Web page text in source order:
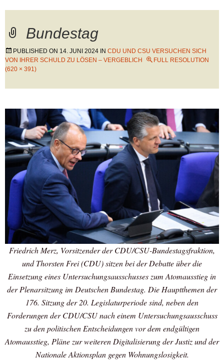
Bundestag
PUBLISHED ON 14. JUNI 2024 IN CDU UND CSU VERSUCHEN SICH
VON IHRER SCHULD ZU LÖSEN – VERGEBLICH
FULL RESOLUTION
(620 × 391)
Friedrich Merz, Vorsitzender der CDU/CSU-Bundestagsfraktion,
und Thorsten Frei (CDU) sitzen bei der Debatte über die
Einsetzung eines Untersuchungsausschusses zum Atomausstieg in
der Plenarsitzung im Deutschen Bundestag. Die Hauptthemen der
176. Sitzung der 20. Legislaturperiode sind, neben den
Forderungen der CDU/CSU nach einem Untersuchungsausschuss
zu den politischen Entscheidungen vor dem endgültigen
Atomausstieg, Pläne zur weiteren Digitalisierung der Justiz und der
Nationale Aktionsplan gegen Wohnungslosigkeit.